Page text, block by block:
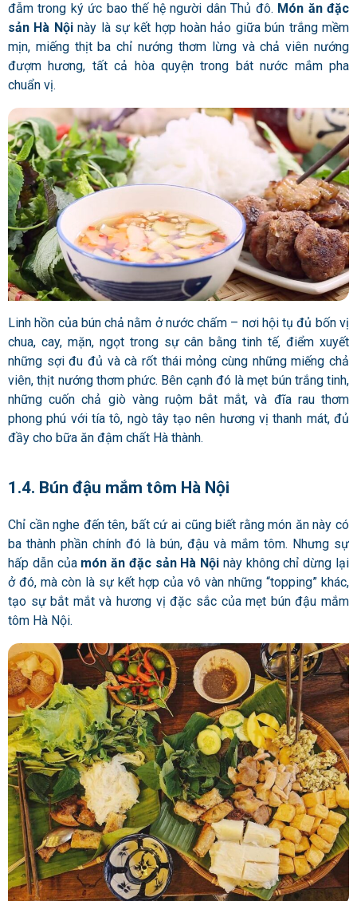
đẫm trong ký ức bao thế hệ người dân Thủ đô. Món ăn đặc
sản Hà Nộinày là sự kết hợp hoàn hảo giữa bún trắng mềm
mịn, miếng thịt ba chỉ nướng thơm lừng và chả viên nướng
đượm hương, tất cả hòa quyện trong bát nước mắm pha
chuẩn vị.
Linh hồn của bún chả nằm ở nước chấm – nơi hội tụ đủ bốn vị
chua, cay, mặn, ngọt trong sự cân bằng tinh tế, điểm xuyết
những sợi đu đủ và cà rốt thái mỏng cùng những miếng chả
viên, thịt nướng thơm phức. Bên cạnh đó là mẹt bún trắng tinh,
những cuốn chả giò vàng ruộm bắt mắt, và đĩa rau thơm
phong phú với tía tô, ngò tây tạo nên hương vị thanh mát, đủ
đầy cho bữa ăn đậm chất Hà thành.
1.4. Bún đậu mắm tôm Hà Nội
Chỉ cần nghe đến tên, bất cứ ai cũng biết rằng món ăn này có
ba thành phần chính đó là bún, đậu và mắm tôm. Nhưng sự
hấp dẫn của món ăn đặc sản Hà Nội này không chỉ dừng lại
ở đó, mà còn là sự kết hợp của vô vàn những “topping” khác,
tạo sự bắt mắt và hương vị đặc sắc của mẹt bún đậu mắm
tôm Hà Nội.